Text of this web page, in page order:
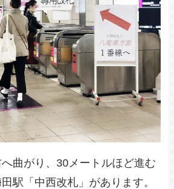
曲がり、30メートルほど進む
駅「中西改札」があります。